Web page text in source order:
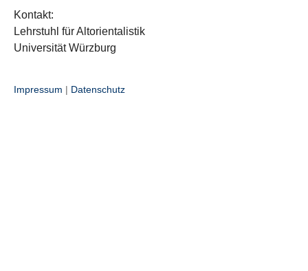
Kontakt:
Lehrstuhl für Altorientalistik
Universität Würzburg
Impressum | Datenschutz